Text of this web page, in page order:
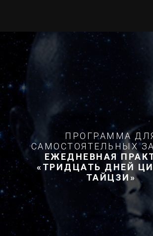
ПРОГРАММА
САМОСТОЯТЕЛЬНЫХ
ЕЖЕДНЕВНАЯ
«ТРИДЦАТЬ ДНЕЙ
ТАЙЦЗИ»